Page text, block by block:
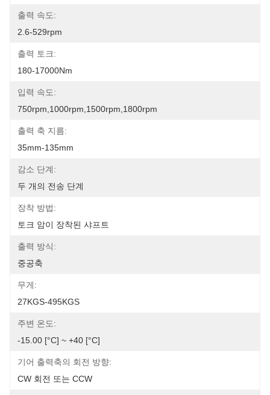
출력 속도:
2.6-529rpm
출력 토크:
180-17000Nm
입력 속도:
750rpm,1000rpm,1500rpm,1800rpm
출력 축 지름:
35mm-135mm
감소 단계:
두 개의 전송 단계
장착 방법:
토크 암이 장착된 샤프트
출력 방식:
중공축
무게:
27KGS-495KGS
주변 온도:
-15.00 [°C] ~ +40 [°C]
기어 출력축의 회전 방향:
CW 회전 또는 CCW